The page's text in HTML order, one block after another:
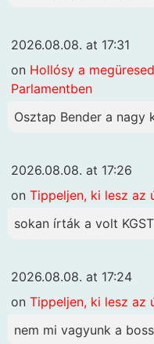
2026.08.08. at 17:31
on Hollósy a
Parlamentben
Osztap Bender a nagy
2026.08.08. at 17:26
on Tippeljen, ki lesz az
sokan írták a volt
2026.08.08. at 17:24
on Tippeljen, ki lesz az
nem mi vagyunk a